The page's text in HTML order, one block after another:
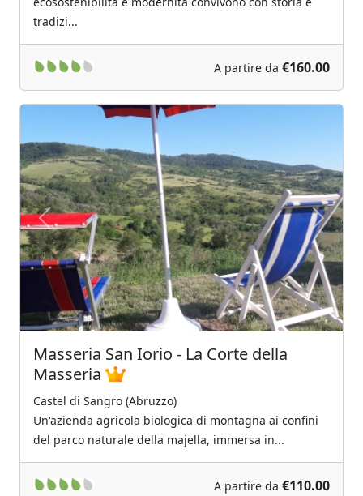
Previous Next
Masseria San Iorio - La Corte della
Masseria
Castel di Sangro (Abruzzo)
Un'azienda agricola biologica di montagna ai confini
del parco naturale della majella, immersa in...
A partire da €110.00